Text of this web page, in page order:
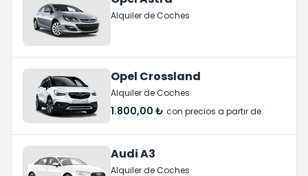
Alquiler de Coches
Opel Crossland
Alquiler de Coches
1.800,00 ₺ con precios a partir de
Audi A3
Alquiler de Coches